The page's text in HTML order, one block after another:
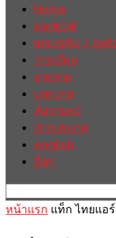
Home
ฮอตนิวส์
เศรษฐกิจ / ธุร
การเมือง
รายงาน
บทความ
สัมภาษณ์
ต่างประเทศ
english
อื่นๆ
หน้าแรก แท็ก ไทยแอร์